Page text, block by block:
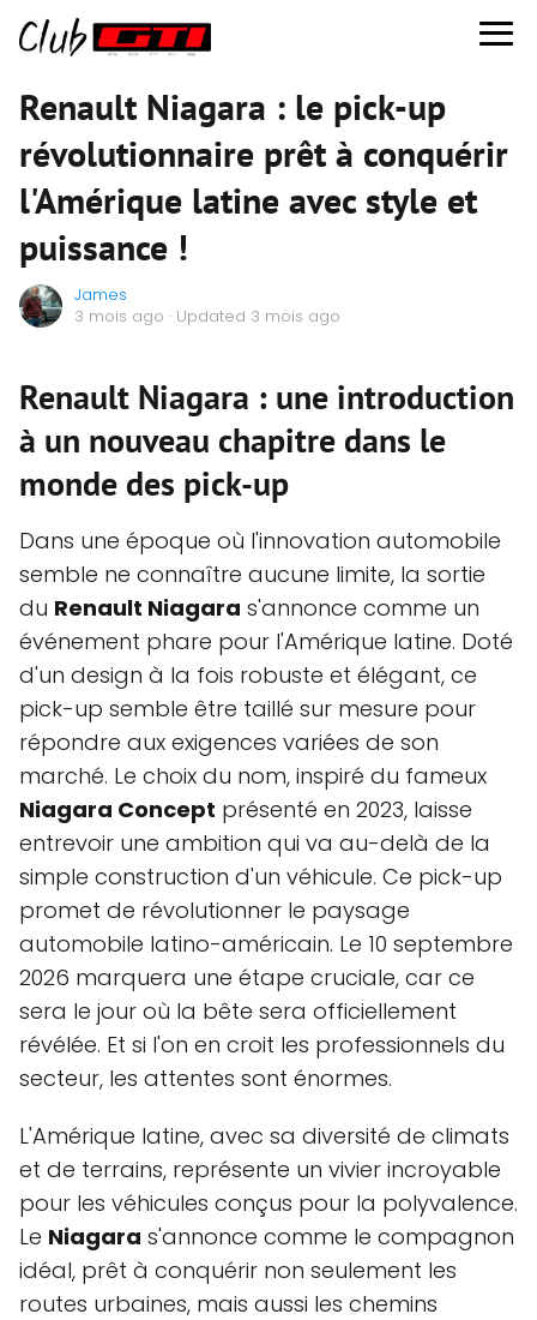
Renault Niagara : le pick-up
révolutionnaire prêt à conquérir
l'Amérique latine avec style et
puissance !
James
3 mois ago · Updated 3 mois ago
Renault Niagara : une introduction
à un nouveau chapitre dans le
monde des pick-up
Dans une époque où l'innovation automobile
semble ne connaître aucune limite, la sortie
du Renault Niagara s'annonce comme un
événement phare pour l'Amérique latine. Doté
d'un design à la fois robuste et élégant, ce
pick-up semble être taillé sur mesure pour
répondre aux exigences variées de son
marché. Le choix du nom, inspiré du fameux
Niagara Concept présenté en 2023, laisse
entrevoir une ambition qui va au-delà de la
simple construction d'un véhicule. Ce pick-up
promet de révolutionner le paysage
automobile latino-américain. Le 10 septembre
2026 marquera une étape cruciale, car ce
sera le jour où la bête sera officiellement
révélée. Et si l'on en croit les professionnels du
secteur, les attentes sont énormes.
L'Amérique latine, avec sa diversité de climats
et de terrains, représente un vivier incroyable
pour les véhicules conçus pour la polyvalence.
Le Niagara s'annonce comme le compagnon
idéal, prêt à conquérir non seulement les
routes urbaines, mais aussi les chemins